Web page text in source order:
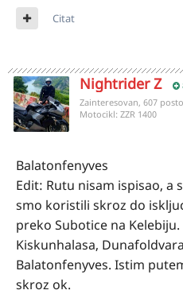
Citat
Nightrider Z
Zainteresovan, 607
Motocikl: ZZR 1400
Balatonfenyves
Edit: Rutu nisam ispisao, a
smo koristili skroz do
preko Subotice na
Kiskunhalasa,
Balatonfenyves. Istim
skroz ok.